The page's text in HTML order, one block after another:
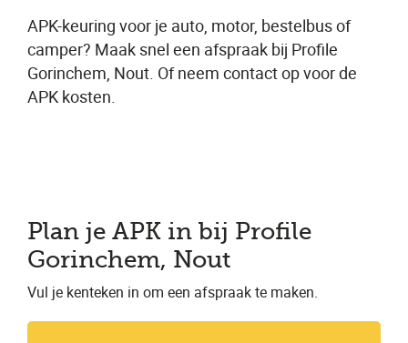
APK-keuring voor je auto, motor, bestelbus of
camper? Maak snel een afspraak bij Profile
Gorinchem, Nout. Of neem contact op voor de
APK kosten.
Plan je APK in bij Profile
Gorinchem, Nout
Vul je kenteken in om een afspraak te maken.